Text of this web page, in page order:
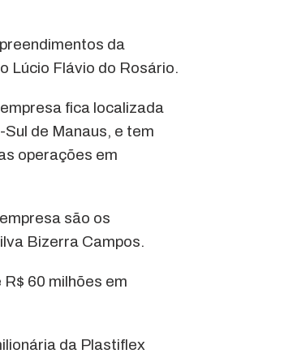
da
Lúcio Flávio do Rosário.
fica localizada
de Manaus, e tem
operações em
são os
Bizerra Campos.
60 milhões em
da Plastiflex